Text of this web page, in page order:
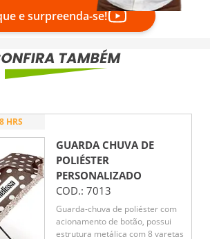
e surpreenda-se!
HRS
GUARDA CHUVA DE
POLIÉSTER
PERSONALIZADO
COD.: 7013
Guarda-chuva de poliéster com
acionamento de botão, possui
estrutura metálica com 8 varetas